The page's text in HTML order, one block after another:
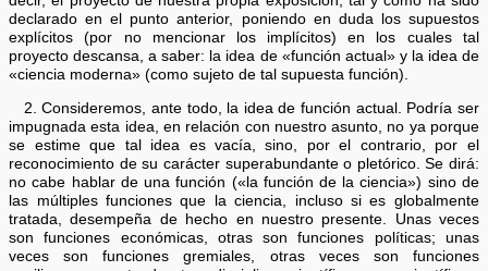
declarado en el punto anterior, poniendo en duda los supuestos
explícitos (por no mencionar los implícitos) en los cuales tal
proyecto descansa, a saber: la idea de «función actual» y la idea de
«ciencia moderna» (como sujeto de tal supuesta función).
2. Consideremos, ante todo, la idea de función actual. Podría ser
impugnada esta idea, en relación con nuestro asunto, no ya porque
se estime que tal idea es vacía, sino, por el contrario, por el
reconocimiento de su carácter superabundante o pletórico. Se dirá:
no cabe hablar de una función («la función de la ciencia») sino de
las múltiples funciones que la ciencia, incluso si es globalmente
tratada, desempeña de hecho en nuestro presente. Unas veces
son funciones económicas, otras son funciones políticas; unas
veces son funciones gremiales, otras veces son funciones